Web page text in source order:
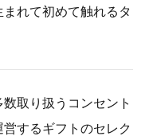
れて初めて触れるタ
取り扱うコンセント
するギフトのセレク